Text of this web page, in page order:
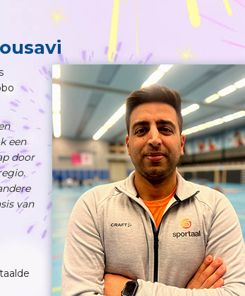
een
door
van